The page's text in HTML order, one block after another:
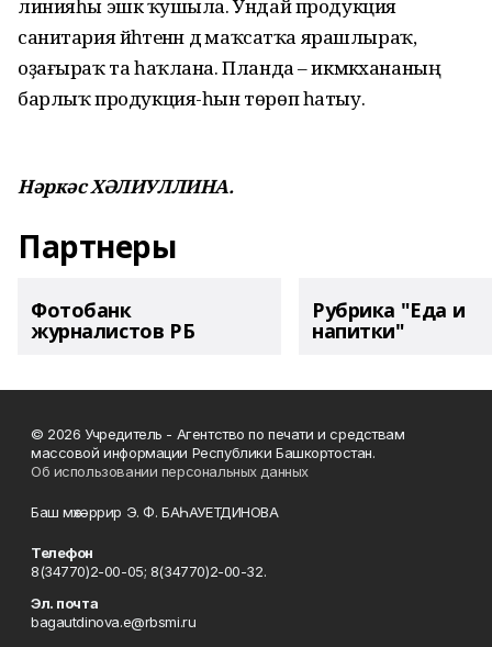
линияһы эшкә ҡушыла. Ундай продукция
санитария йәһәтенән дә маҡсатҡа ярашлыраҡ,
оҙағыраҡ та һаҡлана. Планда – икмәкхананың
барлыҡ продукция-һын төрөп һатыу.
Нәркәс ХӘЛИУЛЛИНА.
Партнеры
Фотобанк
журналистов РБ
Рубрика "Еда и
напитки"
© 2026 Учредитель - Агентство по печати и средствам
массовой информации Республики Башкортостан.
Об использовании персональных данных
Баш мөхәррир Э. Ф. БАҺАУЕТДИНОВА
Телефон
8(34770)2-00-05; 8(34770)2-00-32.
Эл. почта
bagautdinova.e@rbsmi.ru